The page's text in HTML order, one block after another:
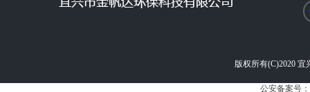
版权所有(C)2020
公安备案号